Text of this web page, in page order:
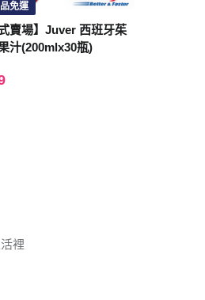
免運
式賣場】Juver 西班牙茱
汁(200mlx30瓶)
裡